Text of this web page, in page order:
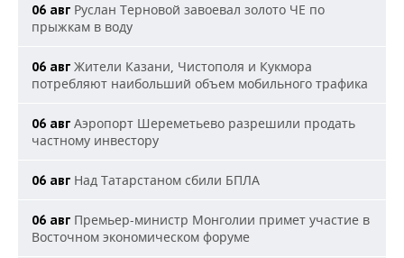
06 авг Руслан Терновой завоевал золото ЧЕ по
прыжкам в воду
06 авг Жители Казани, Чистополя и Кукмора
потребляют наибольший объем мобильного трафика
06 авг Аэропорт Шереметьево разрешили продать
частному инвестору
06 авг Над Татарстаном сбили БПЛА
06 авг Премьер-министр Монголии примет участие в
Восточном экономическом форуме